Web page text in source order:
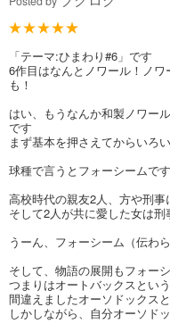
「テーマ:ひまわり#6」です
6作目はなんとノワール！ノ
も！
はい、もうなんか和製ノワー
です
まず基本を押さえてからいろ
球種で言うとフォーシームです
高校時代の親友2人、方や刑事
そして2人が共に愛した女は刑
うーん、フォーシーム（伝わ
そして、物語の展開もフォー
つまりはオートバックスとい
間違えましたオーソドックス
しかしながら、自分オーソド